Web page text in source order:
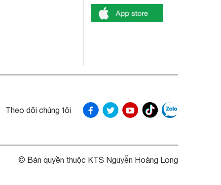
Theo dõi chúng tôi
© Bản quyền thuộc KTS Nguyễn Hoàng Long